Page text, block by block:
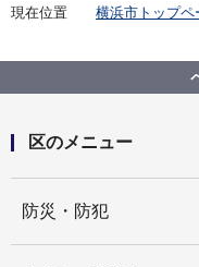
現在位置 横浜市トップペ
鶴見区の魅力
区のメニュー
防災・防犯